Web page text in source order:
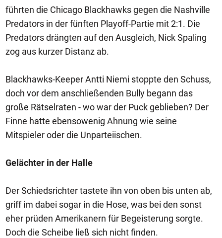
führten die Chicago Blackhawks gegen die Nashville
Predators in der fünften Playoff-Partie mit 2:1. Die
Predators drängten auf den Ausgleich, Nick Spaling
zog aus kurzer Distanz ab.
Blackhawks-Keeper Antti Niemi stoppte den Schuss,
doch vor dem anschließenden Bully begann das
große Rätselraten - wo war der Puck geblieben? Der
Finne hatte ebensowenig Ahnung wie seine
Mitspieler oder die Unparteiischen.
Gelächter in der Halle
Der Schiedsrichter tastete ihn von oben bis unten ab,
griff im dabei sogar in die Hose, was bei den sonst
eher prüden Amerikanern für Begeisterung sorgte.
Doch die Scheibe ließ sich nicht finden.